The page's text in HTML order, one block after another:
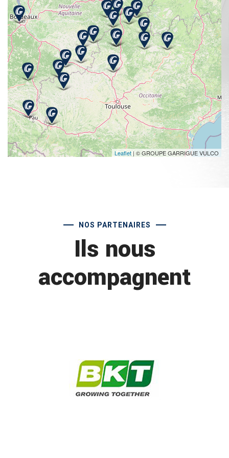
Leaflet | © GROUPE GARRIGUE VULCO
NOS PARTENAIRES
Ils nous
accompagnent